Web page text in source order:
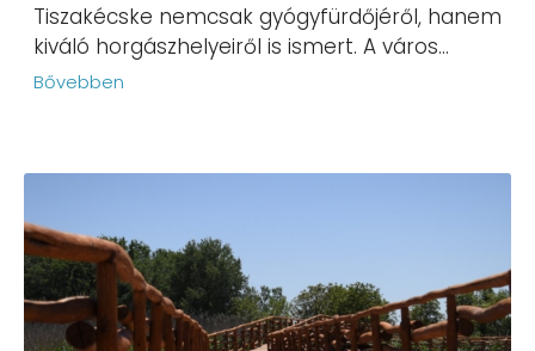
Tiszakécske nemcsak gyógyfürdőjéről, hanem
kiváló horgászhelyeiről is ismert. A város...
Bővebben